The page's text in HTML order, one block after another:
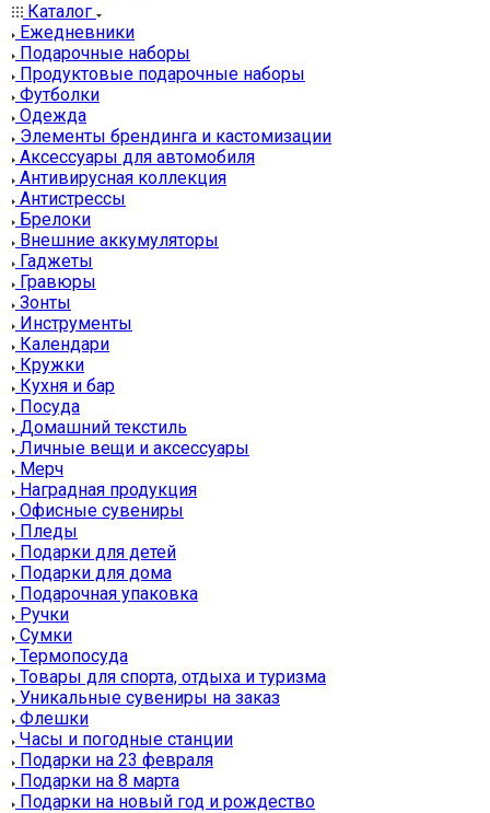
Каталог
Ежедневники
Подарочные наборы
Продуктовые подарочные наборы
Футболки
Одежда
Элементы брендинга и кастомизации
Аксессуары для автомобиля
Антивирусная коллекция
Антистрессы
Брелоки
Внешние аккумуляторы
Гаджеты
Гравюры
Зонты
Инструменты
Календари
Кружки
Кухня и бар
Посуда
Домашний текстиль
Личные вещи и аксессуары
Мерч
Наградная продукция
Офисные сувениры
Пледы
Подарки для детей
Подарки для дома
Подарочная упаковка
Ручки
Сумки
Термопосуда
Товары для спорта, отдыха и туризма
Уникальные сувениры на заказ
Флешки
Часы и погодные станции
Подарки на 23 февраля
Подарки на 8 марта
Подарки на новый год и рождество